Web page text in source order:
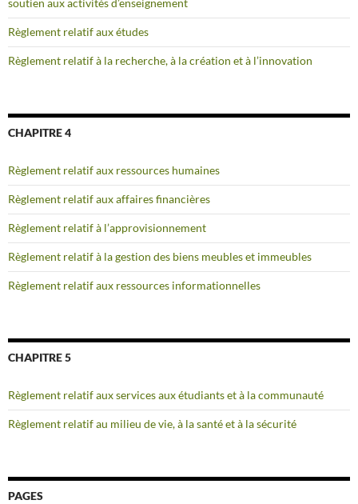
soutien aux activités d’enseignement
Règlement relatif aux études
Règlement relatif à la recherche, à la création et à l’innovation
CHAPITRE 4
Règlement relatif aux ressources humaines
Règlement relatif aux affaires financières
Règlement relatif à l’approvisionnement
Règlement relatif à la gestion des biens meubles et immeubles
Règlement relatif aux ressources informationnelles
CHAPITRE 5
Règlement relatif aux services aux étudiants et à la communauté
Règlement relatif au milieu de vie, à la santé et à la sécurité
PAGES